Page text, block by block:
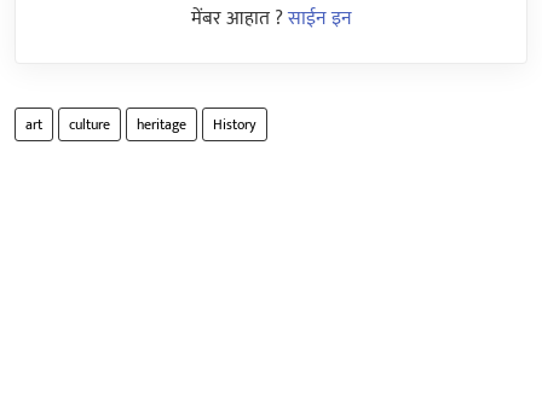
मेंबर आहात ?साईन इन
art culture heritage History